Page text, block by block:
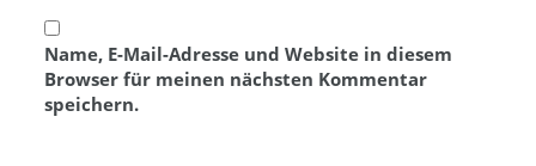
Name, E-Mail-Adresse und Website in diesem
Browser für meinen nächsten Kommentar
speichern.